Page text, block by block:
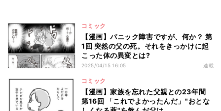
コミック
【漫画】パニック障害ですが、何か？ 第
1回 突然の父の死。それをきっかけに起
こった体の異変とは?
2025/04/15 16:05 連載
コミック
【漫画】家族を忘れた父親との23年間
第16回 「これでよかったんだ」"おとな